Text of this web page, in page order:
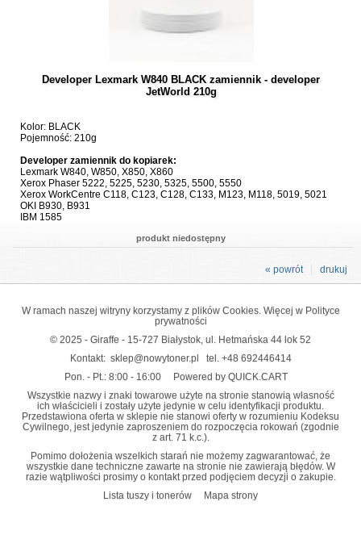
Developer Lexmark W840 BLACK zamiennik - developer
JetWorld 210g
Kolor: BLACK
Pojemność: 210g
Developer zamiennik do kopiarek:
Lexmark W840, W850, X850, X860
Xerox Phaser 5222, 5225, 5230, 5325, 5500, 5550
Xerox WorkCentre C118, C123, C128, C133, M123, M118, 5019, 5021
OKI B930, B931
IBM 1585
produkt niedostępny
drukuj
« powrót
W ramach naszej witryny korzystamy z plików Cookies. Więcej w Polityce
prywatności
© 2025 - Giraffe - 15-727 Białystok, ul. Hetmańska 44 lok 52
Kontakt: sklep@nowytoner.pl tel. +48 692446414
Pon. - Pt.: 8:00 - 16:00
Powered by QUICK.CART
Wszystkie nazwy i znaki towarowe użyte na stronie stanowią własność
ich właścicieli i zostały użyte jedynie w celu identyfikacji produktu.
Przedstawiona oferta w sklepie nie stanowi oferty w rozumieniu Kodeksu
Cywilnego, jest jedynie zaproszeniem do rozpoczęcia rokowań (zgodnie
z art. 71 k.c.).
Pomimo dołożenia wszelkich starań nie możemy zagwarantować, że
wszystkie dane techniczne zawarte na stronie nie zawierają błędów. W
razie wątpliwości prosimy o kontakt przed podjęciem decyzji o zakupie.
Lista tuszy i tonerów
Mapa strony